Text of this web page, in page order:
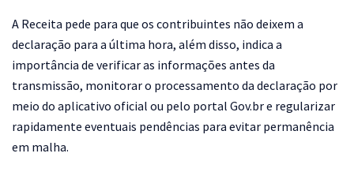
A Receita pede para que os contribuintes não deixem a
declaração para a última hora, além disso, indica a
importância de verificar as informações antes da
transmissão, monitorar o processamento da declaração por
meio do aplicativo oficial ou pelo portal Gov.br e regularizar
rapidamente eventuais pendências para evitar permanência
em malha.